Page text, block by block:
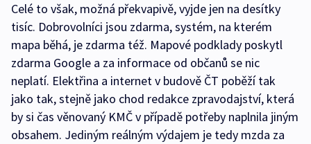
Celé to však, možná překvapivě, vyjde jen na desítky
tisíc. Dobrovolníci jsou zdarma, systém, na kterém
mapa běhá, je zdarma též. Mapové podklady poskytl
zdarma Google a za informace od občanů se nic
neplatí. Elektřina a internet v budově ČT poběží tak
jako tak, stejně jako chod redakce zpravodajství, která
by si čas věnovaný KMČ v případě potřeby naplnila jiným
obsahem. Jediným reálným výdajem je tedy mzda za